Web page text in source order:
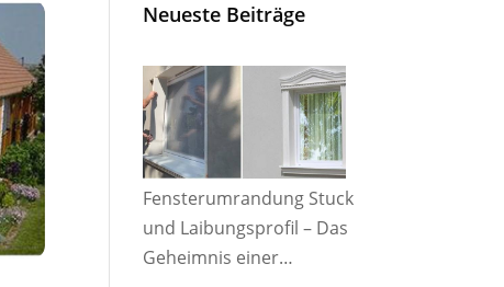
Neueste Beiträge
Fensterumrandung Stuck
und Laibungsprofil – Das
Geheimnis einer